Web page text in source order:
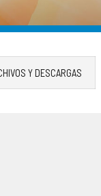
Y DESCARGAS